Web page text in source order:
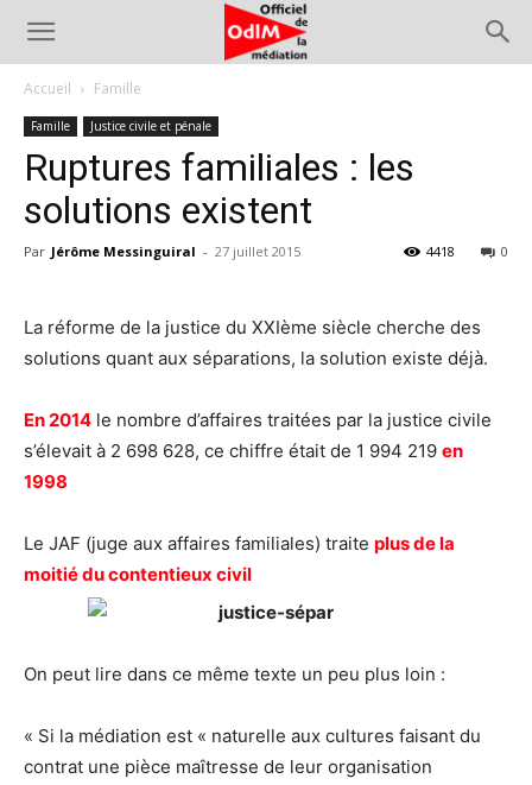
Accueil Famille
Famille Justice civile et pénale
Ruptures familiales : les
solutions existent
Par Jérôme Messinguiral - 27 juillet 2015 0
4418
La réforme de la justice du XXIème siècle cherche des
solutions quant aux séparations, la solution existe déjà.
En 2014 le nombre d’affaires traitées par la justice civile
s’élevait à 2 698 628, ce chiffre était de 1 994 219 en
1998
Le JAF (juge aux affaires familiales) traite plus de la
moitié du contentieux civil
On peut lire dans ce même texte un peu plus loin :
« Si la médiation est « naturelle aux cultures faisant du
contrat une pièce maîtresse de leur organisation